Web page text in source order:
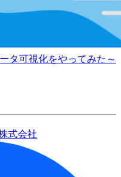
タ可視化をやってみた～
式会社